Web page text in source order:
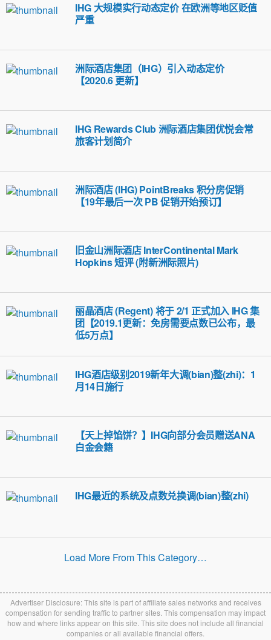
IHG 大规模实行动态定价 在欧洲等地区贬值
严重
洲际酒店集团（IHG）引入动态定价
【2020.6 更新】
IHG Rewards Club 洲际酒店集团优悦会常
旅客计划简介
洲际酒店 (IHG) PointBreaks 积分房促销
【19年最后一次 PB 促销开始预订】
旧金山洲际酒店 InterContinental Mark
Hopkins 短评 (附新洲际照片)
丽晶酒店 (Regent) 将于 2/1 正式加入 IHG 集
团【2019.1更新：免房需要点数已公布，最
低5万点】
IHG酒店级别2019新年大调(bian)整(zhi)：1
月14日施行
【天上掉馅饼？】IHG向部分会员赠送ANA
白金会籍
IHG最近的系统及点数兑换调(bian)整(zhi)
Load More From This Category…
Advertiser Disclosure: This site is part of affiliate sales networks and receives
compensation for sending traffic to partner sites. This compensation may impact
how and where links appear on this site. This site does not include all financial
companies or all available financial offers.